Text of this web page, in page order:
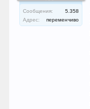
Сообщения:
5.358
Адрес:
переменчиво